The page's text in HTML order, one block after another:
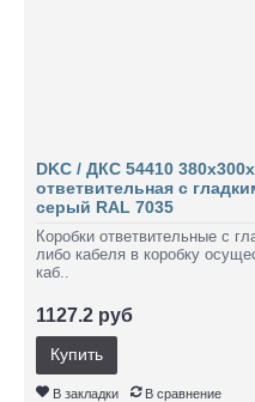
DKC / ДКС 54410
ответвительная с
серый RAL 7035
Коробки ответвительные с
либо кабеля в коробку
каб..
1127.2 руб
Купить
В закладки В сравнение